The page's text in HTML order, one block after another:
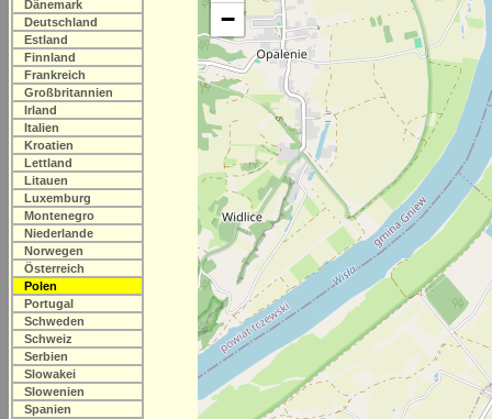
Dänemark
Deutschland
Estland
Finnland
Frankreich
Großbritannien
Irland
Italien
Kroatien
Lettland
Litauen
Luxemburg
Montenegro
Niederlande
Norwegen
Österreich
Polen
Portugal
Schweden
Schweiz
Serbien
Slowakei
Slowenien
Spanien
−